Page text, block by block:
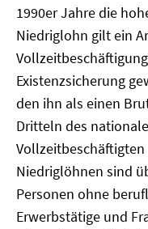
1990er Jahre die
Niedriglohn gilt ein
Existenzsicherung
den ihn als einen
Dritteln des
Niedriglöhnen sind
Personen ohne
Erwerbstätige und